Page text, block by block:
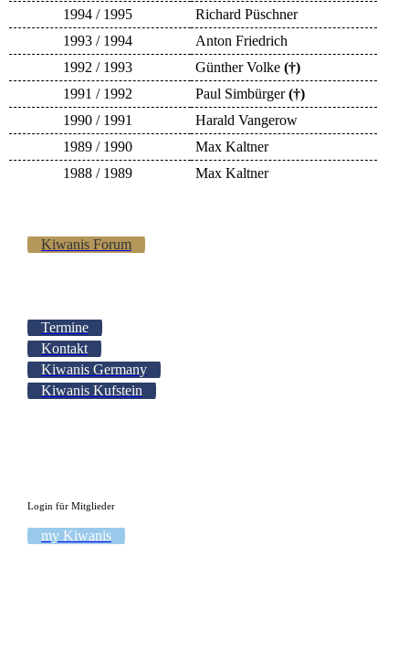
1994 / 1995
Richard Püschner
1993 / 1994
Anton Friedrich
1992 / 1993
Günther Volke (†)
1991 / 1992
Paul Simbürger(†)
1990 / 1991
Harald Vangerow
1989 / 1990
Max Kaltner
1988 / 1989
Max Kaltner
Kiwanis Forum
Termine
Kontakt
Kiwanis Germany
Kiwanis Kufstein
Login für Mitglieder
my Kiwanis